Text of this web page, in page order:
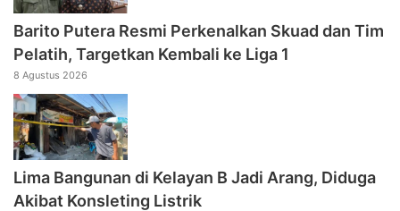
Barito Putera Resmi Perkenalkan Skuad dan Tim
Pelatih, Targetkan Kembali ke Liga 1
8 Agustus 2026
Lima Bangunan di Kelayan B Jadi Arang, Diduga
Akibat Konsleting Listrik